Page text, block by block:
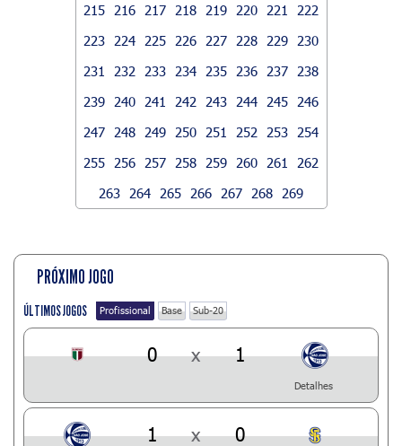
215
216 217 218 219 220 221
222
223
224 225 226 227 228 229
230
231
232 233 234 235 236 237
238
239
240 241 242 243 244 245
246
247
248 249 250 251 252 253
254
255
256 257 258 259 260 261
262
263
264 265 266 267 268 269
PRÓXIMO JOGO
ÚLTIMOS JOGOS Profissional Base Sub-20
0 x 1
Detalhes
1 x 0